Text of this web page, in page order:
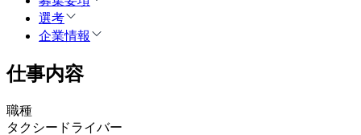
選考
企業情報
仕事内容
職種
タクシードライバー